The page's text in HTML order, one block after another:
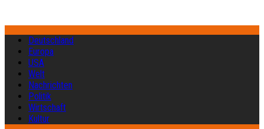
Deutschland
Europa
USA
Welt
Nachrichten
Politik
Wirtschaft
Kultur